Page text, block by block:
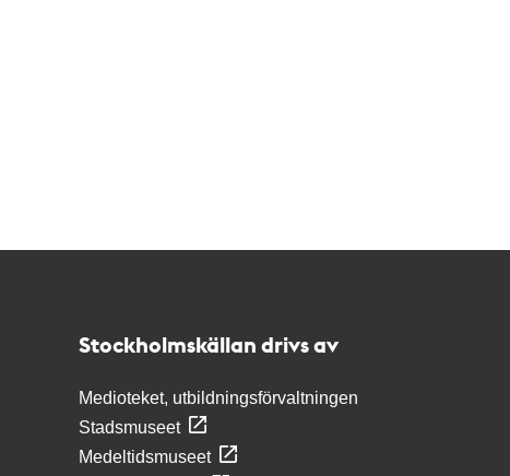
Stockholmskällan drivs av
Medioteket, utbildningsförvaltningen
Stadsmuseet
Medeltidsmuseet